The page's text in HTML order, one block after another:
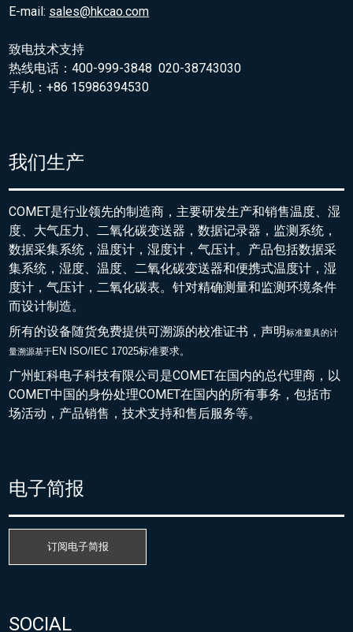
E-mail: sales@hkcao.com
致电技术支持
热线电话：400-999-3848 020-38743030
手机：+86 15986394530
我们生产
COMET是行业领先的制造商，主要研发生产和销售温度、湿
度、大气压力、二氧化碳变送器，数据记录器，监测系统，
数据采集系统，温度计，湿度计，气压计。产品包括数据采
集系统，湿度、温度、二氧化碳变送器和便携式温度计，湿
度计，气压计，二氧化碳表。针对精确测量和监测环境条件
而设计制造。
所有的设备随货免费提供可溯源的校准证书，声明标准量具的计
量溯源基于EN ISO/IEC 17025标准要求。
广州虹科电子科技有限公司是COMET在国内的总代理商，以
COMET中国的身份处理COMET在国内的所有事务，包括市
场活动，产品销售，技术支持和售后服务等。
电子简报
订阅电子简报
SOCIAL